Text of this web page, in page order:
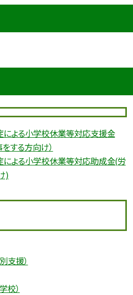
による小学校休業等対応支援金
する方向け）
による小学校休業等対応助成金(労
)
支援）
校）